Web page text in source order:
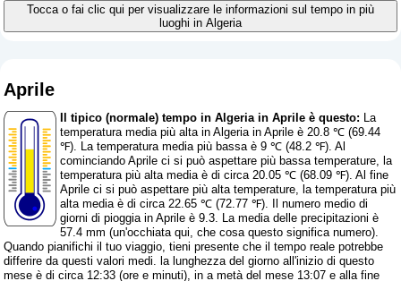
Tocca o fai clic qui per visualizzare le informazioni sul tempo in più
luoghi in Algeria
Aprile
Il tipico (normale) tempo in Algeria in Aprile è questo: La
temperatura media più alta in Algeria in Aprile è 20.8 ℃ (69.44
℉). La temperatura media più bassa è 9 ℃ (48.2 ℉). Al
cominciando Aprile ci si può aspettare più bassa temperature, la
temperatura più alta media è di circa 20.05 ℃ (68.09 ℉). Al fine
Aprile ci si può aspettare più alta temperature, la temperatura più
alta media è di circa 22.65 ℃ (72.77 ℉). Il numero medio di
giorni di pioggia in Aprile è 9.3. La media delle precipitazioni è
57.4 mm (un'occhiata qui, che cosa questo significa numero).
Quando pianifichi il tuo viaggio, tieni presente che il tempo reale potrebbe
differire da questi valori medi. la lunghezza del giorno all'inizio di questo
mese è di circa 12:33 (ore e minuti), in a metà del mese 13:07 e alla fine